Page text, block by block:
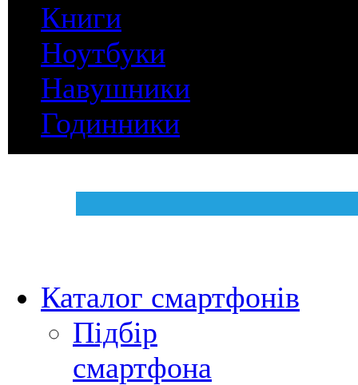
Книги
Ноутбуки
Навушники
Годинники
Каталог смартфонів
Підбір
смартфона